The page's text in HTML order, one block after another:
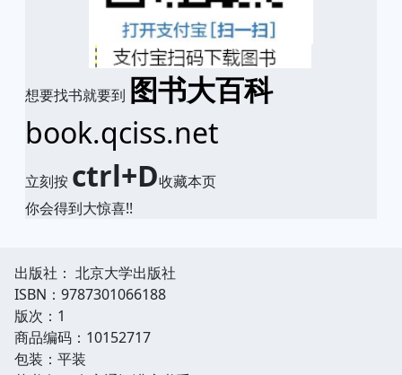
想要找书就要到 图书大百科
book.qciss.net
立刻按 ctrl+D收藏本页
你会得到大惊喜!!
出版社： 北京大学出版社
ISBN：9787301066188
版次：1
商品编码：10152717
包装：平装